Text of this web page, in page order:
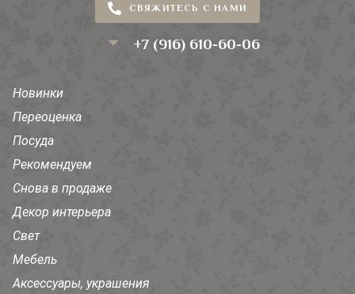
СВЯЖИТЕСЬ С НАМИ
+7 (916) 610-60-06
Новинки
Переоценка
Посуда
Рекомендуем
Снова в продаже
Декор интерьера
Свет
Мебель
Аксессуары, украшения